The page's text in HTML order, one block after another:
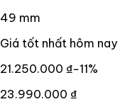
49 mm
Giá tốt nhất hôm nay
21.250.000 ₫−11%
23.990.000 ₫